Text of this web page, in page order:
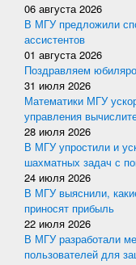
06 августа 2026
В МГУ предложили
ассистентов
01 августа 2026
Поздравляем
31 июля 2026
Математики МГУ
управления
28 июля 2026
В МГУ упростили и
шахматных задач с
24 июля 2026
В МГУ выяснили,
приносят прибыль
22 июля 2026
В МГУ разработали
пользователей для